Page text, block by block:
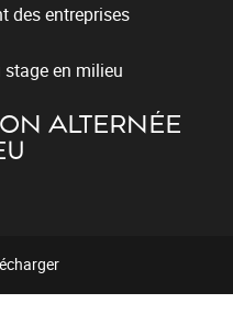
des entreprises
en milieu
ALTERNÉE